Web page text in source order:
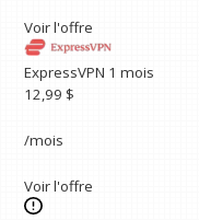
Voir l'offre
ExpressVPN 1 mois
12,99 $
/mois
Voir l'offre